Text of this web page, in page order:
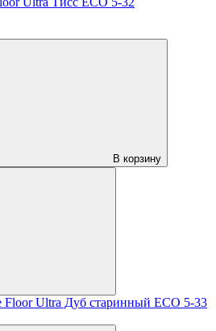
В корзину